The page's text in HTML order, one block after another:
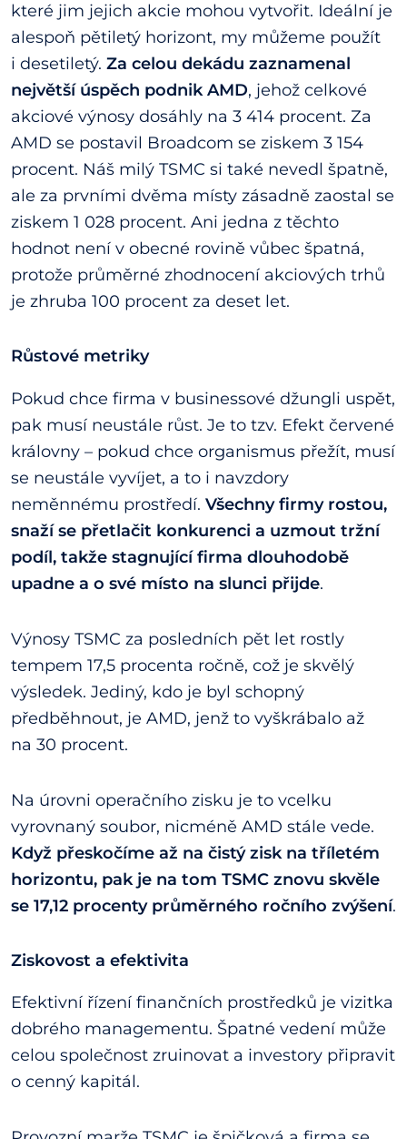
které jim jejich akcie mohou vytvořit. Ideální je
alespoň pětiletý horizont, my můžeme použít
i desetiletý. Za celou dekádu zaznamenal
největší úspěch podnik AMD, jehož celkové
akciové výnosy dosáhly na 3 414 procent. Za
AMD se postavil Broadcom se ziskem 3 154
procent. Náš milý TSMC si také nevedl špatně,
ale za prvními dvěma místy zásadně zaostal se
ziskem 1 028 procent. Ani jedna z těchto
hodnot není v obecné rovině vůbec špatná,
protože průměrné zhodnocení akciových trhů
je zhruba 100 procent za deset let.
Růstové metriky
Pokud chce firma v businessové džungli uspět,
pak musí neustále růst. Je to tzv. Efekt červené
královny – pokud chce organismus přežít, musí
se neustále vyvíjet, a to i navzdory
neměnnému prostředí. Všechny firmy rostou,
snaží se přetlačit konkurenci a uzmout tržní
podíl, takže stagnující firma dlouhodobě
upadne a o své místo na slunci přijde.
Výnosy TSMC za posledních pět let rostly
tempem 17,5 procenta ročně, což je skvělý
výsledek. Jediný, kdo je byl schopný
předběhnout, je AMD, jenž to vyškrábalo až
na 30 procent.
Na úrovni operačního zisku je to vcelku
vyrovnaný soubor, nicméně AMD stále vede.
Když přeskočíme až na čistý zisk na tříletém
horizontu, pak je na tom TSMC znovu skvěle
se 17,12 procenty průměrného ročního zvýšení.
Ziskovost a efektivita
Efektivní řízení finančních prostředků je vizitka
dobrého managementu. Špatné vedení může
celou společnost zruinovat a investory připravit
o cenný kapitál.